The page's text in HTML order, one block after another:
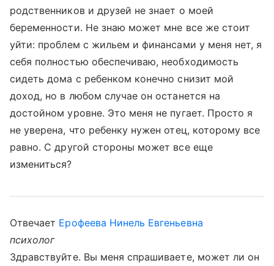
родственников и друзей не знает о моей
беременности. Не знаю может мне все же стоит
уйти: проблем с жильем и финансами у меня нет, я
себя полностью обеспечиваю, необходимость
сидеть дома с ребенком конечно снизит мой
доход, но в любом случае он останется на
достойном уровне. Это меня не пугает. Просто я
не уверена, что ребенку нужен отец, которому все
равно. С другой стороны может все еще
измениться?
Отвечает Ерофеева Нинель Евгеньевна
психолог
Здравствуйте. Вы меня спрашиваете, может ли он